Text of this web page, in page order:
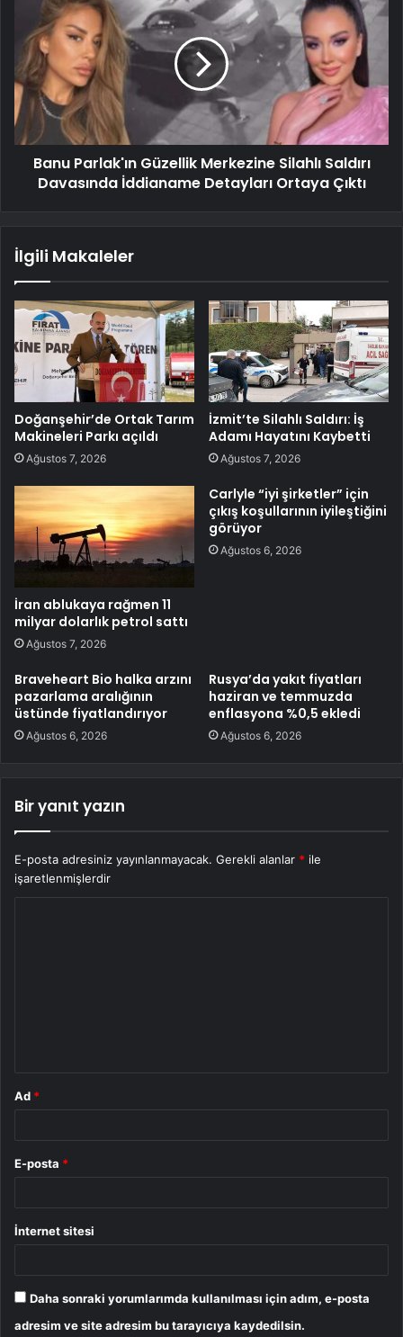
Banu Parlak'ın Güzellik Merkezine Silahlı Saldırı
Davasında İddianame Detayları Ortaya Çıktı
İlgili Makaleler
Doğanşehir’de Ortak Tarım
Makineleri Parkı açıldı
Ağustos 7, 2026
İzmit’te Silahlı Saldırı: İş
Adamı Hayatını Kaybetti
Ağustos 7, 2026
İran ablukaya rağmen 11
milyar dolarlık petrol sattı
Ağustos 7, 2026
Carlyle “iyi şirketler” için
çıkış koşullarının iyileştiğini
görüyor
Ağustos 6, 2026
Braveheart Bio halka arzını
pazarlama aralığının
üstünde fiyatlandırıyor
Ağustos 6, 2026
Rusya’da yakıt fiyatları
haziran ve temmuzda
enflasyona %0,5 ekledi
Ağustos 6, 2026
Bir yanıt yazın
E-posta adresiniz yayınlanmayacak. Gerekli alanlar * ile
işaretlenmişlerdir
Ad *
E-posta *
İnternet sitesi
Daha sonraki yorumlarımda kullanılması için adım, e-posta
adresim ve site adresim bu tarayıcıya kaydedilsin.